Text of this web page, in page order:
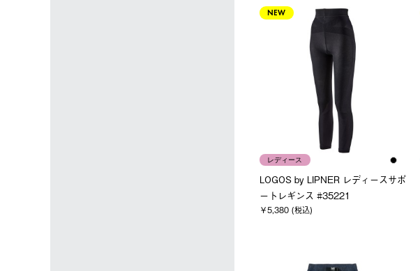
NEW
レディース
LOGOS by LIPNER レディースサポ
ートレギンス #35221
￥5,380 (税込)